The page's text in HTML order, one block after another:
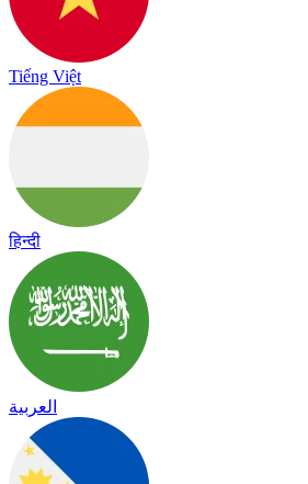
Tiếng Việt
हिन्दी
العربية